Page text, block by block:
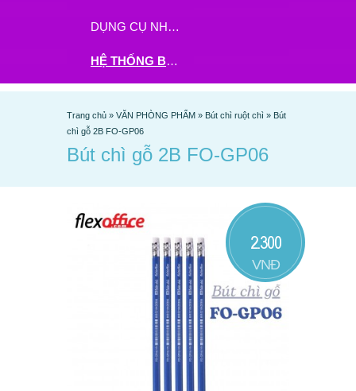
DỤNG CỤ NHÀ BẾP
HỆ THỐNG BHX - TGDĐ ĐẶT HÀNG TẠI ĐÂY
Trang chủ » VĂN PHÒNG PHẨM » Bút chì ruột chì » Bút
chì gỗ 2B FO-GP06
Bút chì gỗ 2B FO-GP06
2.300
VNĐ